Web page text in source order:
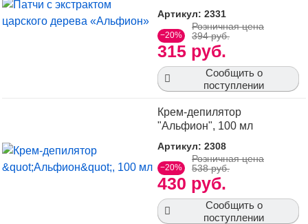
Артикул: 2331
−20%
315 руб.
Розничная цена
394 руб.
Сообщить о
поступлении
Крем-депилятор
"Альфион", 100 мл
Артикул: 2308
−20%
430 руб.
Розничная цена
538 руб.
Сообщить о
поступлении